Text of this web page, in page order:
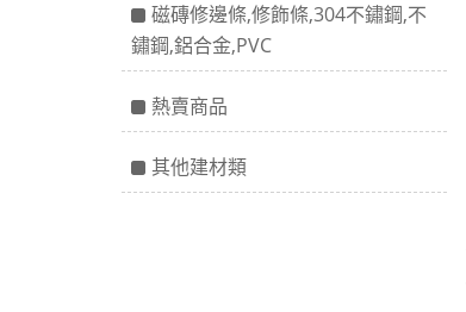
磁磚修邊條,修飾條,304不鏽鋼,不
鏽鋼,鋁合金,PVC
熱賣商品
其他建材類